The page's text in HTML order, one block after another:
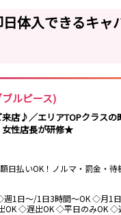
体入できるキャ
ルピース)
店♪／エリアTOPクラスの
女性店長が研修★
日払いOK！ノルマ・罰金・
週1日～/1日3時間～OK ◇月1
OK ◇遅出OK ◇平日のみOK ◇
成増・板橋
町
府中
拝島・小作
西新井
調布
国分寺
四谷・神楽坂
大泉学園・石神井
吉祥寺駅
秋葉原駅
津田沼駅
新小岩駅
稲毛駅